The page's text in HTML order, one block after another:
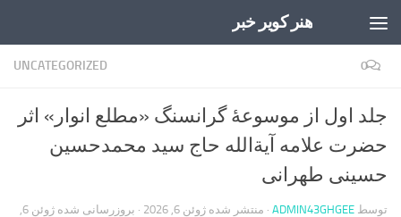
هنر کویر خبر
UNCATEGORIZED 0
جلد اول از موسوعۀ گرانسنگ «مطلع انوار» اثر
حضرت علامه آیة‌الله حاج سید محمدحسین
حسینی طهرانی
توسط ADMIN43GHGEE · منتشر شده ژوئن 6, 2026 · بروزرسانی شده
ژوئن 6,